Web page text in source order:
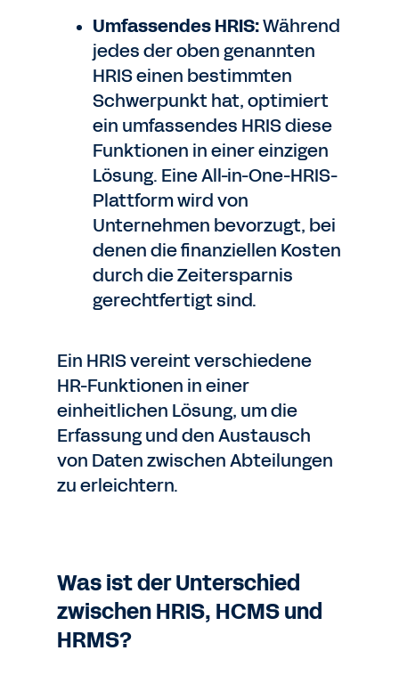
Umfassendes HRIS:Während
jedes der oben genannten
HRIS einen bestimmten
Schwerpunkt hat, optimiert
ein umfassendes HRIS diese
Funktionen in einer einzigen
Lösung. Eine All-in-One-HRIS-
Plattform wird von
Unternehmen bevorzugt, bei
denen die finanziellen Kosten
durch die Zeitersparnis
gerechtfertigt sind.
Ein HRIS vereint verschiedene
HR-Funktionen in einer
einheitlichen Lösung, um die
Erfassung und den Austausch
von Daten zwischen Abteilungen
zu erleichtern.
Was ist der Unterschied
zwischen HRIS, HCMS und
HRMS?